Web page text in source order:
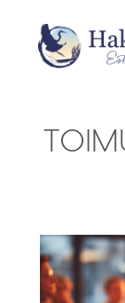
content